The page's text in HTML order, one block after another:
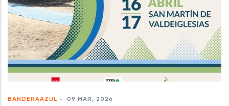
BANDERAAZUL - 09 MAR, 2026